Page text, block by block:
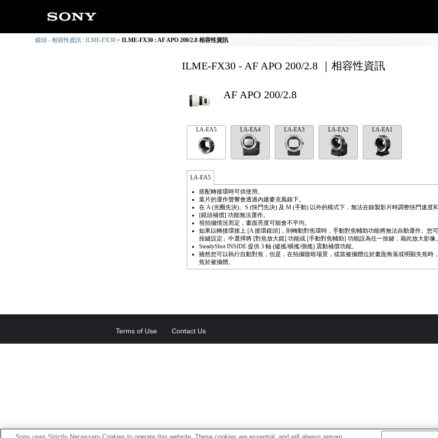
鏡頭 - 相容性資訊 : ILME-FX30 ILME-FX30 : AF APO 200/2.8 相容性資訊
ILME-FX30 - AF APO 200/2.8 ｜相容性資訊
AF APO 200/2.8
LA-EA5 LA-EA4 LA-EA3 LA-EA2 LA-EA1
LA-EA5
搭配轉接環時可供使用。
葉片的運作聲響會透過內建麥克風錄下。
在 A (光圈先決)、S (快門先決) 及 M (手動) 以外的模式下，無法在錄製影片時調整快門速度和
[鏡頭補償] 功能無法運作。
視拍攝情況而定，畫面亮度可能會不平均。
如果以轉接環接上 [A 接環鏡頭]，則轉動對焦環時，手動對焦輔助功能將無法自動運作。您
按鍵設定」中選擇將 [對焦放大鏡] 功能或 [手動對焦輔助] 功能設為任一按鍵，藉此放大影像。
SteadyShot INSIDE 提供 3 軸 (縱搖/橫搖/側搖) 震動補償功能。
雖然您可以執行自動對焦，但是，在拍攝陰暗場景，或當被攝體位於畫面角落或明顯失焦時
焦於被攝體。
Terms of Use Contact Us